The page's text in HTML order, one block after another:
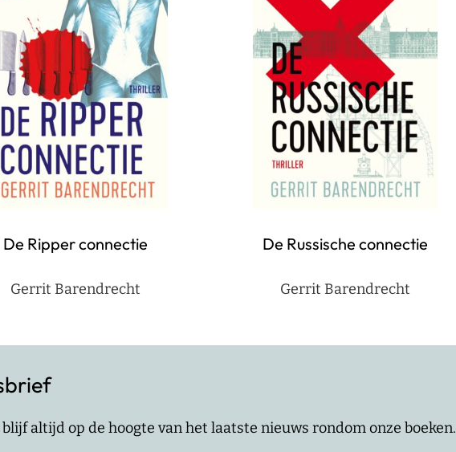
De Ripper connectie
Gerrit Barendrecht
De Russische connectie
Gerrit Barendrecht
altijd op de hoogte van het laatste nieuws rondom onze boeken.